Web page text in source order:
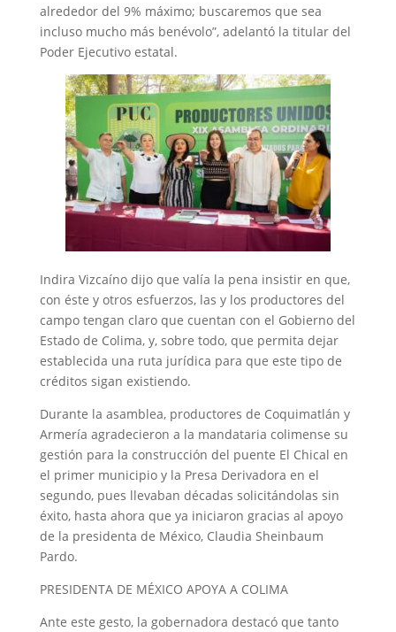
alrededor del 9% máximo; buscaremos que sea
incluso mucho más benévolo”, adelantó la titular del
Poder Ejecutivo estatal.
Indira Vizcaíno dijo que valía la pena insistir en que,
con éste y otros esfuerzos, las y los productores del
campo tengan claro que cuentan con el Gobierno del
Estado de Colima, y, sobre todo, que permita dejar
establecida una ruta jurídica para que este tipo de
créditos sigan existiendo.
Durante la asamblea, productores de Coquimatlán y
Armería agradecieron a la mandataria colimense su
gestión para la construcción del puente El Chical en
el primer municipio y la Presa Derivadora en el
segundo, pues llevaban décadas solicitándolas sin
éxito, hasta ahora que ya iniciaron gracias al apoyo
de la presidenta de México, Claudia Sheinbaum
Pardo.
PRESIDENTA DE MÉXICO APOYA A COLIMA
Ante este gesto, la gobernadora destacó que tanto